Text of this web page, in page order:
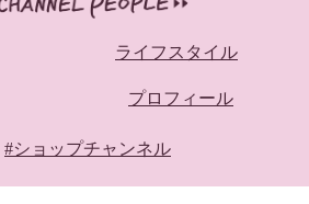
ライフスタイル
プロフィール
#ショップチャンネル